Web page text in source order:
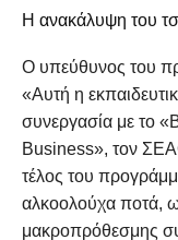
Η ανακάλυψη του
Ο υπεύθυνος του
«Αυτή η
συνεργασία με το
Business», τον
τέλος του
αλκοολούχα ποτά,
μακροπρόθεσμης